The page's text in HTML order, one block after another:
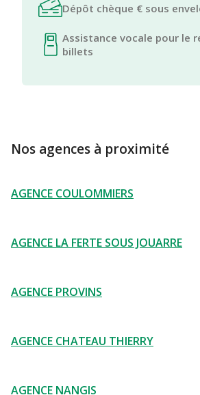
Dépôt chèque € sous
Assistance vocale pour le
billets
Nos agences à proximité
AGENCE COULOMMIERS
AGENCE LA FERTE SOUS JOUARRE
AGENCE PROVINS
AGENCE CHATEAU THIERRY
AGENCE NANGIS